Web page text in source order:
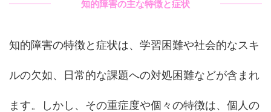
知的障害の主な特徴と症状
知的障害の特徴と症状は、学習困難や社会的なスキ
ルの欠如、日常的な課題への対処困難などが含まれ
ます。しかし、その重症度や個々の特徴は、個人の